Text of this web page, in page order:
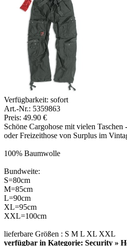
Verfügbarkeit: sofort
Art.-Nr.: 5359863
Preis: 49.90 €
Schöne Cargohose mit vielen Taschen
oder Freizeithose von Surplus im
100% Baumwolle
Bundweite:
S=80cm
M=85cm
L=90cm
XL=95cm
XXL=100cm
lieferbare Größen : S M L XL XXL
verfügbar in Kategorie: Security »